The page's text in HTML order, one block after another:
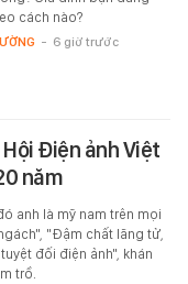
cách nào?
- 6 giờ trước
Điện ảnh Việt
năm
anh là mỹ nam trên mọi
"Đậm chất lãng tử,
đối điện ảnh", khán
trồ.